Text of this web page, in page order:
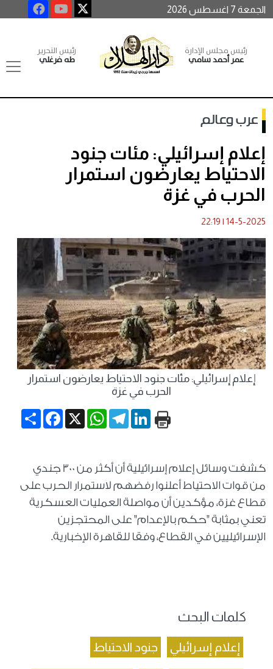
الجمعة 7 اغسطس 2026
رئيس مجلس الإدارة
عمر أحمد سامي
رئيس التحرير
طه فرغلي
عرب وعالم
إعلام إسرائيلي: مئات جنود
الاحتياط يعارضون استمرار
الحرب في غزة
14-5-2025
|
22:19
إعلام إسرائيلي: مئات جنود الاحتياط يعارضون استمرار
الحرب في غزة
Share
Facebook X
WhatsApp
TelegramLinkedIn
كشفت وسائل إعلام إسرائيلية أن أكثر من 300 جندي
من قوات الاحتياط أعلنوا رفضهم لاستمرار الحرب على
قطاع غزة، مؤكدين أن مواصلة العمليات العسكرية
تعني بمثابة "حكم بالإعدام" على المحتجزين
الإسرائيليين في القطاع، وفقا للقاهرة الإخبارية.
كلمات البحث
إعلام إسرائيلي جنود الاحتياط